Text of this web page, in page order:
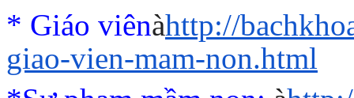
* Giáo viênàhttp://
giao-vien-mam-non.html